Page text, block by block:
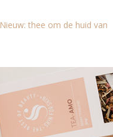
Nieuw: thee om de huid van